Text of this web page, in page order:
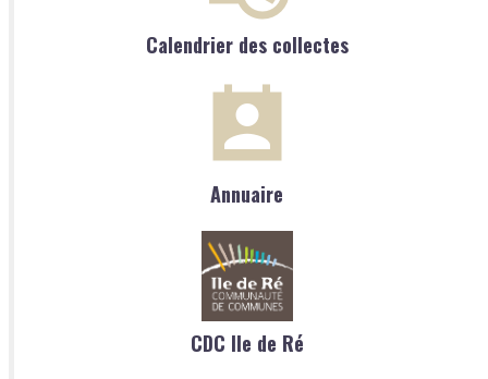
Calendrier des collectes
Annuaire
CDC Ile de Ré